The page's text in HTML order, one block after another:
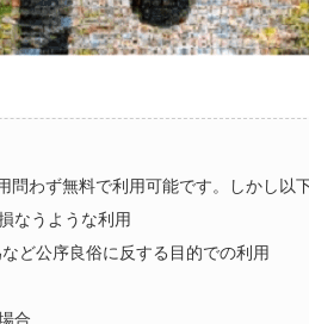
問わず無料で利用可能です。しかし以
なうような利用
ど公序良俗に反する目的での利用
合